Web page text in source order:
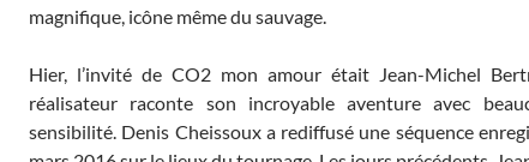
magnifique, icône même du sauvage.
Hier, l’invité de CO2 mon amour était Jean-Michel
réalisateur raconte son incroyable aventure avec
sensibilité. Denis Cheissoux a rediffusé une séquence